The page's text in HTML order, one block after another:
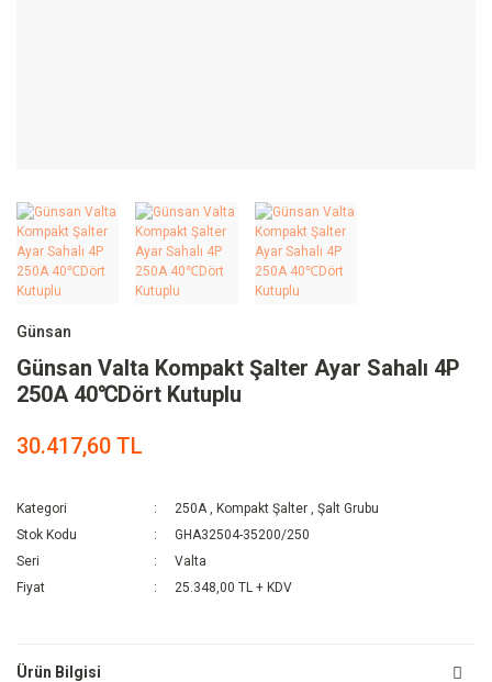
Günsan
Günsan Valta Kompakt Şalter Ayar Sahalı 4P
250A 40℃Dört Kutuplu
30.417,60 TL
Kategori 250A , Kompakt Şalter ,Şalt Grubu
Stok Kodu
GHA32504-35200/250
Seri
Valta
Fiyat
25.348,00 TL + KDV
Ürün Bilgisi